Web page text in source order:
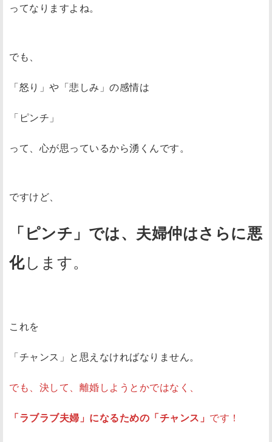
ってなりますよね。
でも、
「怒り」や「悲しみ」の感情は
「ピンチ」
って、心が思っているから湧くんです。
ですけど、
「ピンチ」では、夫婦仲はさらに悪
化します。
これを
「チャンス」と思えなければなりません。
でも、決して、離婚しようとかではなく、
「ラブラブ夫婦」になるための「チャンス」 です！